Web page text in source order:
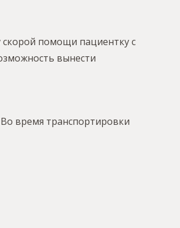
скорой помощи пациентку с
вынести
время транспортировки